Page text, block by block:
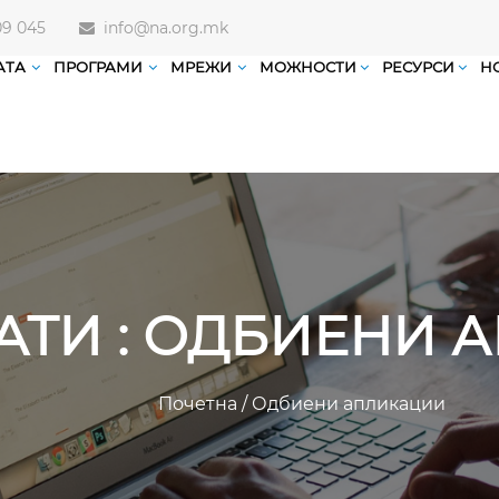
045 info@na.org.mk
ПРОГРАМИ МРЕЖИ МОЖНОСТИ РЕСУРСИ
: ОДБИЕНИ
Почетна/Одбиени апликации